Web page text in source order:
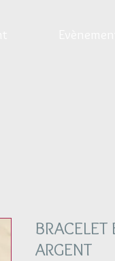
BRACELET
ARGENT